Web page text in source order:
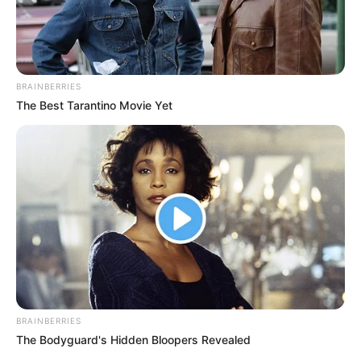
RCN Radio
Cuentas inembargables, según la Ley
Por:
J. Adriana Pardo
Marzo 19, 2025
BRAINBERRIES
The Best Tarantino Movie Yet
BRAINBERRIES
The Bodyguard's Hidden Bloopers Revealed